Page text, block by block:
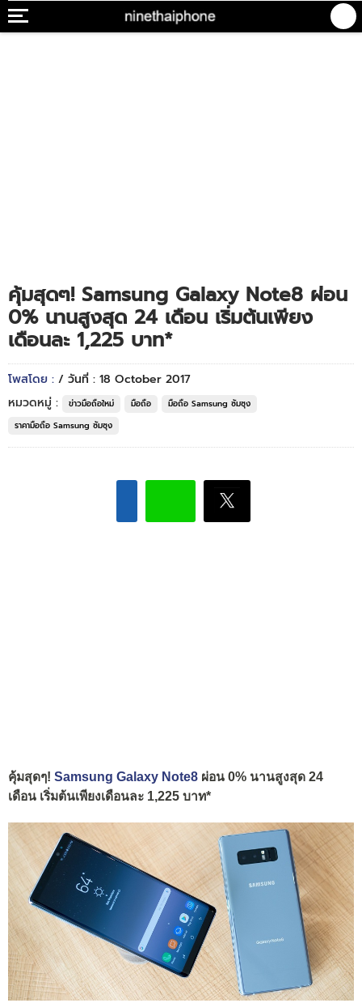
คุ้มสุดๆ! Samsung Galaxy Note8 ผ่อน
0% นานสูงสุด 24 เดือน เริ่มต้นเพียง
เดือนละ 1,225 บาท*
โพสโดย : / วันที่ : 18 October 2017
หมวดหมู่ :
ข่าวมือถือใหม่ มือถือ
มือถือ Samsung ซัมซุง
ราคามือถือ Samsung ซัมซุง
คุ้มสุดๆ! Samsung Galaxy Note8 ผ่อน 0% นานสูงสุด 24
เดือน เริ่มต้นเพียงเดือนละ 1,225 บาท*